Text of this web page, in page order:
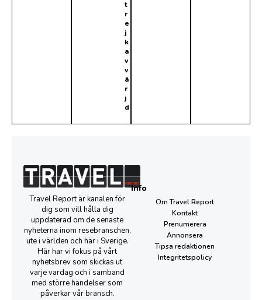
t
r
e
j
k
a
v
v
ä
r
j
d
Travel Report är kanalen för
dig som vill hålla dig
uppdaterad om de senaste
nyheterna inom resebranschen,
ute i världen och här i Sverige.
Här har vi fokus på vårt
nyhetsbrev som skickas ut
varje vardag och i samband
med större händelser som
påverkar vår bransch.
Info
Om Travel Report
Kontakt
Prenumerera
Annonsera
Tipsa redaktionen
Integritetspolicy